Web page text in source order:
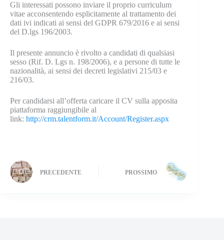
Gli interessati possono inviare il proprio curriculum
vitae acconsentendo esplicitamente al trattamento dei
dati ivi indicati ai sensi del GDPR 679/2016 e ai sensi
del D.lgs 196/2003.
Il presente annuncio è rivolto a candidati di qualsiasi
sesso (Rif. D. Lgs n. 198/2006), e a persone di tutte le
nazionalità, ai sensi dei decreti legislativi 215/03 e
216/03.
Per candidarsi all’offerta caricare il CV sulla apposita
piattaforma raggiungibile al
link: http://crm.talentform.it/Account/Register.aspx
PRECEDENTE PROSSIMO